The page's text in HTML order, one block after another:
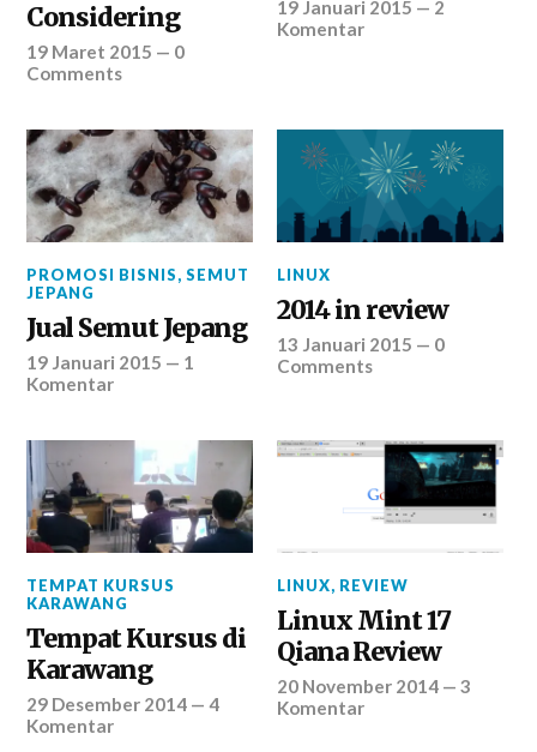
Considering
19 Maret 2015 — 0
Comments
19 Januari 2015 — 2
Komentar
PROMOSI BISNIS,SEMUT
JEPANG
Jual Semut Jepang
19 Januari 2015 — 1
Komentar
LINUX
2014 in review
13 Januari 2015 — 0
Comments
TEMPAT KURSUS
KARAWANG
Tempat Kursus di
Karawang
29 Desember 2014 —4
Komentar
LINUX, REVIEW
Linux Mint 17
Qiana Review
20 November 2014 —3
Komentar